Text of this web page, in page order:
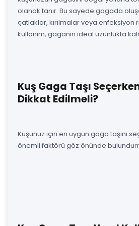
olanak tanır. Bu sayede gagada
çatlaklar, kırılmalar veya enfeksiyon
kullanım, gaganın ideal uzunlukta
Kuş Gaga Taşı
Dikkat Edilmeli?
Kuşunuz için en uygun gaga taşını
önemli faktörü göz önünde